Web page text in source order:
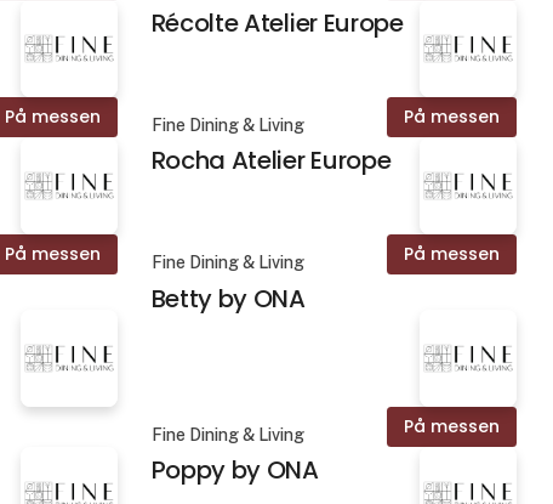
Récolte Atelier Europe
På messen På messen
Fine Dining & Living
Rocha Atelier Europe
På messen På messen
Fine Dining & Living
Betty by ONA
På messen
Fine Dining & Living
Poppy by ONA